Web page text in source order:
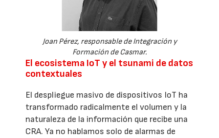
Joan Pérez, responsable de Integración y
Formación de Casmar.
El ecosistema IoT y el tsunami de datos
contextuales
El despliegue masivo de dispositivos IoT ha
transformado radicalmente el volumen y la
naturaleza de la información que recibe una
CRA. Ya no hablamos solo de alarmas de